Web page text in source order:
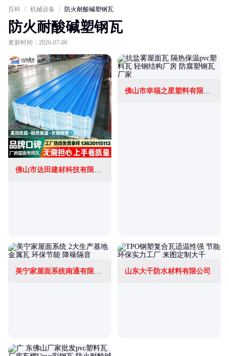
百科 / 机械设备 / 防火耐酸碱塑钢瓦
防火耐酸碱塑钢瓦
更新时间：2026-07-06
佛山市达田建材科技有限公司
佛山市幸福之星塑料有限公司
美宁家屋面系统南通有限公司 山东大千防水材料有限公司